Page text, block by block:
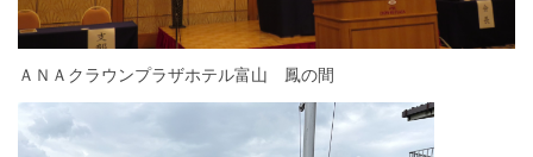
ＡＮＡクラウンプラザホテル富山 鳳の間